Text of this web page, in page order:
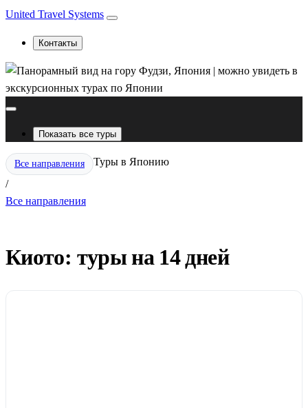
United Travel Systems
Контакты
Показать все туры
Все направления
/
Туры в Японию
Все направления
Киото: туры на 14 дней